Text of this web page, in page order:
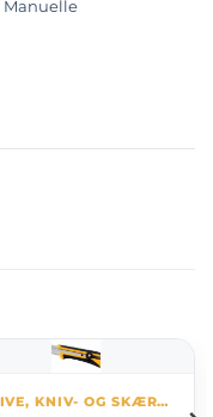
Manuelle
KNIVE, KNIV- OG SKÆREBLADE